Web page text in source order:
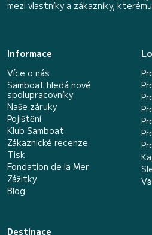
mezi vlastníky a zákazníky,
Informace
Více o nás
Samboat hledá nové
spolupracovníky
Naše záruky
Pojištění
Klub Samboat
Zákaznické recenze
Tisk
Fondation de la Mer
Zážitky
Blog
Destinace